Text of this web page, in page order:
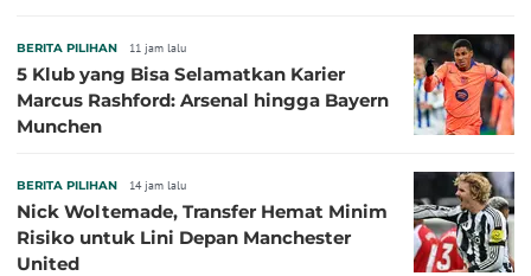
BERITA PILIHAN 11 jam lalu
5 Klub yang Bisa Selamatkan Karier
Marcus Rashford: Arsenal hingga Bayern
Munchen
BERITA PILIHAN 14 jam lalu
Nick Woltemade, Transfer Hemat Minim
Risiko untuk Lini Depan Manchester
United